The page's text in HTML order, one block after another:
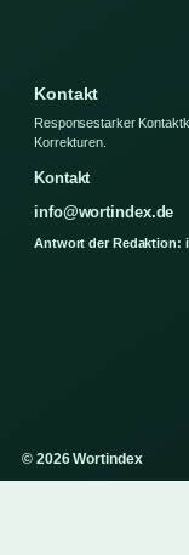
Kontakt
Responsestarker
Korrekturen.
Kontakt
info@wortindex.de
Antwort der Redaktion:
© 2026 Wortindex